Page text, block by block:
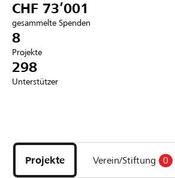
Anmelden
DE FR IT
CHF 73’001
gesammelte Spenden
8
Projekte
298
Unterstützer
Projekte
und
Organisationen
Projekte Verein/Stiftung 0